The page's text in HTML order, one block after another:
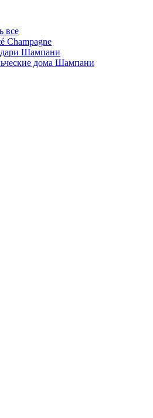
все
Champagne
Шампани
дома Шампани